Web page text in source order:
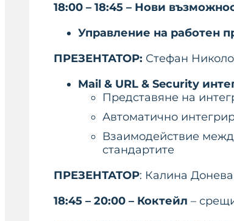
18:00 – 18:45 – Нови
Управление на работен
ПРЕЗЕНТАТОР: Стефан
Mail & URL & Security
Представяне на
Автоматично
Взаимодействие
стандартите
ПРЕЗЕНТАТОР: Калина
18:45 – 20:00 – Коктейл –